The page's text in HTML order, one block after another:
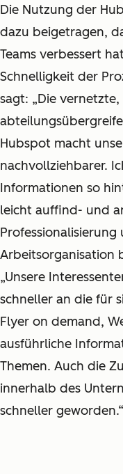
Die Nutzung der
dazu beigetragen,
Teams verbessert
Schnelligkeit der
sagt: „Die
Hubspot macht
nachvollziehbarer.
Informationen so
leicht auffind- und
Arbeitsorganisation
„Unsere
schneller an die für
Flyer on demand,
ausführliche
Themen. Auch die
innerhalb des
schneller geworden.“